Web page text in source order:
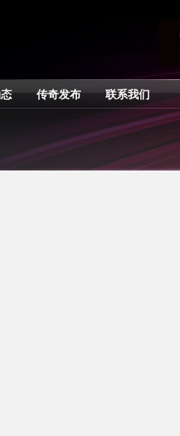
传奇发布 联系我们